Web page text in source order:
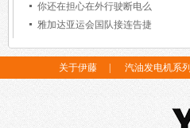
你还在担心在外行驶断电么
雅加达亚运会国队接连告捷
关于伊藤 汽油发电机系列